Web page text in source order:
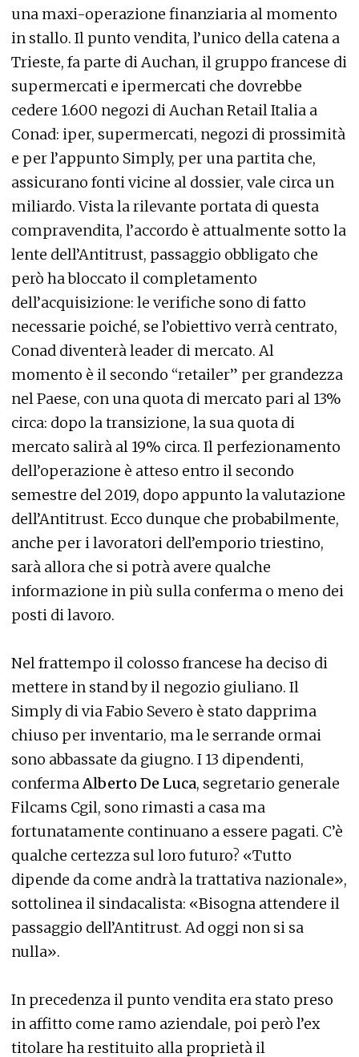
una maxi-operazione finanziaria al momento
in stallo. Il punto vendita, l’unico della catena a
Trieste, fa parte di Auchan, il gruppo francese di
supermercati e ipermercati che dovrebbe
cedere 1.600 negozi di Auchan Retail Italia a
Conad: iper, supermercati, negozi di prossimità
e per l’appunto Simply, per una partita che,
assicurano fonti vicine al dossier, vale circa un
miliardo. Vista la rilevante portata di questa
compravendita, l’accordo è attualmente sotto la
lente dell’Antitrust, passaggio obbligato che
però ha bloccato il completamento
dell’acquisizione: le verifiche sono di fatto
necessarie poiché, se l’obiettivo verrà centrato,
Conad diventerà leader di mercato. Al
momento è il secondo “retailer” per grandezza
nel Paese, con una quota di mercato pari al 13%
circa: dopo la transizione, la sua quota di
mercato salirà al 19% circa. Il perfezionamento
dell’operazione è atteso entro il secondo
semestre del 2019, dopo appunto la valutazione
dell’Antitrust. Ecco dunque che probabilmente,
anche per i lavoratori dell’emporio triestino,
sarà allora che si potrà avere qualche
informazione in più sulla conferma o meno dei
posti di lavoro.
Nel frattempo il colosso francese ha deciso di
mettere in stand by il negozio giuliano. Il
Simply di via Fabio Severo è stato dapprima
chiuso per inventario, ma le serrande ormai
sono abbassate da giugno. I 13 dipendenti,
confermaAlberto De Luca, segretario generale
Filcams Cgil, sono rimasti a casa ma
fortunatamente continuano a essere pagati. C’è
qualche certezza sul loro futuro? «Tutto
dipende da come andrà la trattativa nazionale»,
sottolinea il sindacalista: «Bisogna attendere il
passaggio dell’Antitrust. Ad oggi non si sa
nulla».
In precedenza il punto vendita era stato preso
in affitto come ramo aziendale, poi però l’ex
titolare ha restituito alla proprietà il